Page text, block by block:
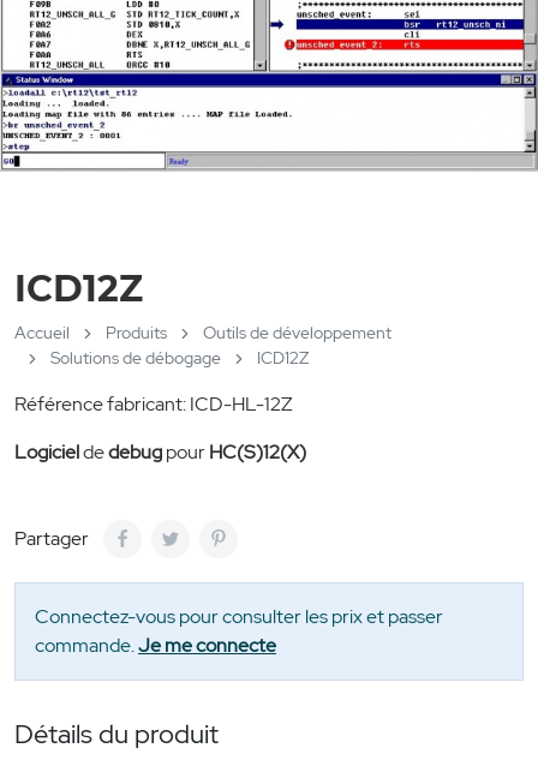
ICD12Z
Accueil Produits
Outils de développement
Solutions de débogage
ICD12Z
Référence fabricant: ICD-HL-12Z
LogicieldedebugpourHC(S)12(X)
Partager
Connectez-vous pour consulter les prix et passer
commande.Je me connecte
Détails du produit